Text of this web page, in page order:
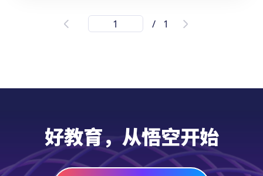
悟空精选母亲节主题书单：温暖好书献给
/ 1
好教育，从悟空开始